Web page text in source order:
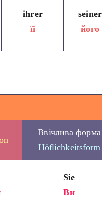
ihrer
її
seiner
його
Ввічлива форма
Höflichkeitsform
Sie
Ви